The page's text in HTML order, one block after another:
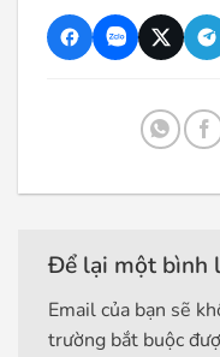
Để lại một bình
Email của bạn sẽ
trường bắt buộc